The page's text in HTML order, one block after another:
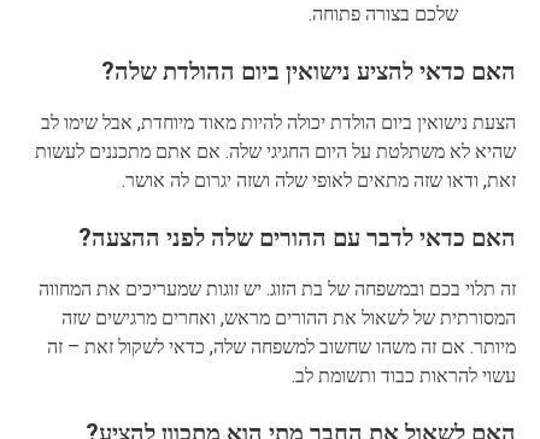
שלכם בצורה פתוחה.
האם כדאי להציע נישואין ביום ההולדת שלה?
הצעת נישואין ביום הולדת יכולה להיות מאוד מיוחדת, אבל שימו לב
שהיא לא משתלטת על היום החגיגי שלה. אם אתם מתכננים לעשות
זאת, ודאו שזה מתאים לאופי שלה ושזה יגרום לה אושר.
האם כדאי לדבר עם ההורים שלה לפני ההצעה?
זה תלוי בכם ובמשפחה של בת הזוג. יש זוגות שמעריכים את המחווה
המסורתית של לשאול את ההורים מראש, ואחרים מרגישים שזה
מיותר. אם זה משהו שחשוב למשפחה שלה, כדאי לשקול זאת – זה
עשוי להראות כבוד ותשומת לב.
האם לשאול את החבר מתי הוא מתכוון להציע?